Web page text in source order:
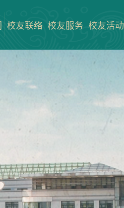
校友联络 校友服务 校友活动